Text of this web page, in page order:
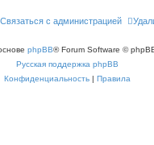
Связаться с администрацией
phpBB® Forum Software ©
Русская поддержка phpBB
Конфиденциальность | Правила